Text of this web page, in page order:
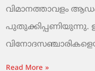
വിമാനത്താവളം
പുതുക്കിപ്പണിയുന്നു.
Read More »